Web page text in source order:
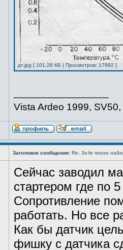
дт.jpg [ 101.28 КБ | Просмотров: 17992 ]
Vista Ardeo 1999,
Заголовок сообщения: Re: 3s-fe плохо
Сейчас заводил
стартером где по
Сопротивление
работать. Но все
Как бы датчик
фишку с датчика